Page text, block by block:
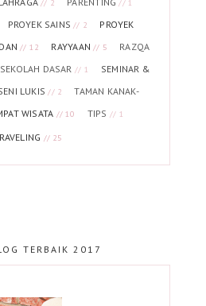
// 2 // 1
PROYEK SAINS// 2
PROYEK
// 12 RAYYAAN// 5 RAZQA
SEKOLAH DASAR // 1
SEMINAR &
LUKIS// 2
TAMAN KANAK-
WISATA // 10 TIPS // 1
// 25
TERBAIK 2017